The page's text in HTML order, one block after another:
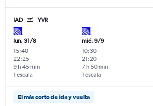
IAD YVR
lun. 31/8
15:40-
22:25
1 escala
9 h 45 min
mié. 9/9
10:30-
21:20
1 escala
7 h 50 min
El más corto de ida y vuelta